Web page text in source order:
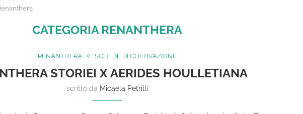
CATEGORIARENANTHERA
RENANTHERA SCHEDE DI COLTIVAZIONE
STORIEI X AERIDES HOULLETIANA
scritto da Micaela Petrilli